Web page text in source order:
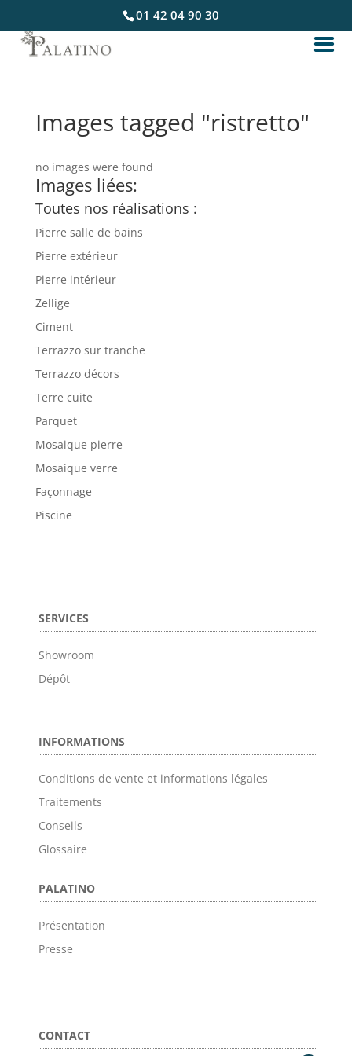
01 42 04 90 30
Images tagged "ristretto"
no images were found
Images liées:
Toutes nos réalisations :
Pierre salle de bains
Pierre extérieur
Pierre intérieur
Zellige
Ciment
Terrazzo sur tranche
Terrazzo décors
Terre cuite
Parquet
Mosaique pierre
Mosaique verre
Façonnage
Piscine
SERVICES
Showroom
Dépôt
INFORMATIONS
Conditions de vente et informations légales
Traitements
Conseils
Glossaire
PALATINO
Présentation
Presse
CONTACT